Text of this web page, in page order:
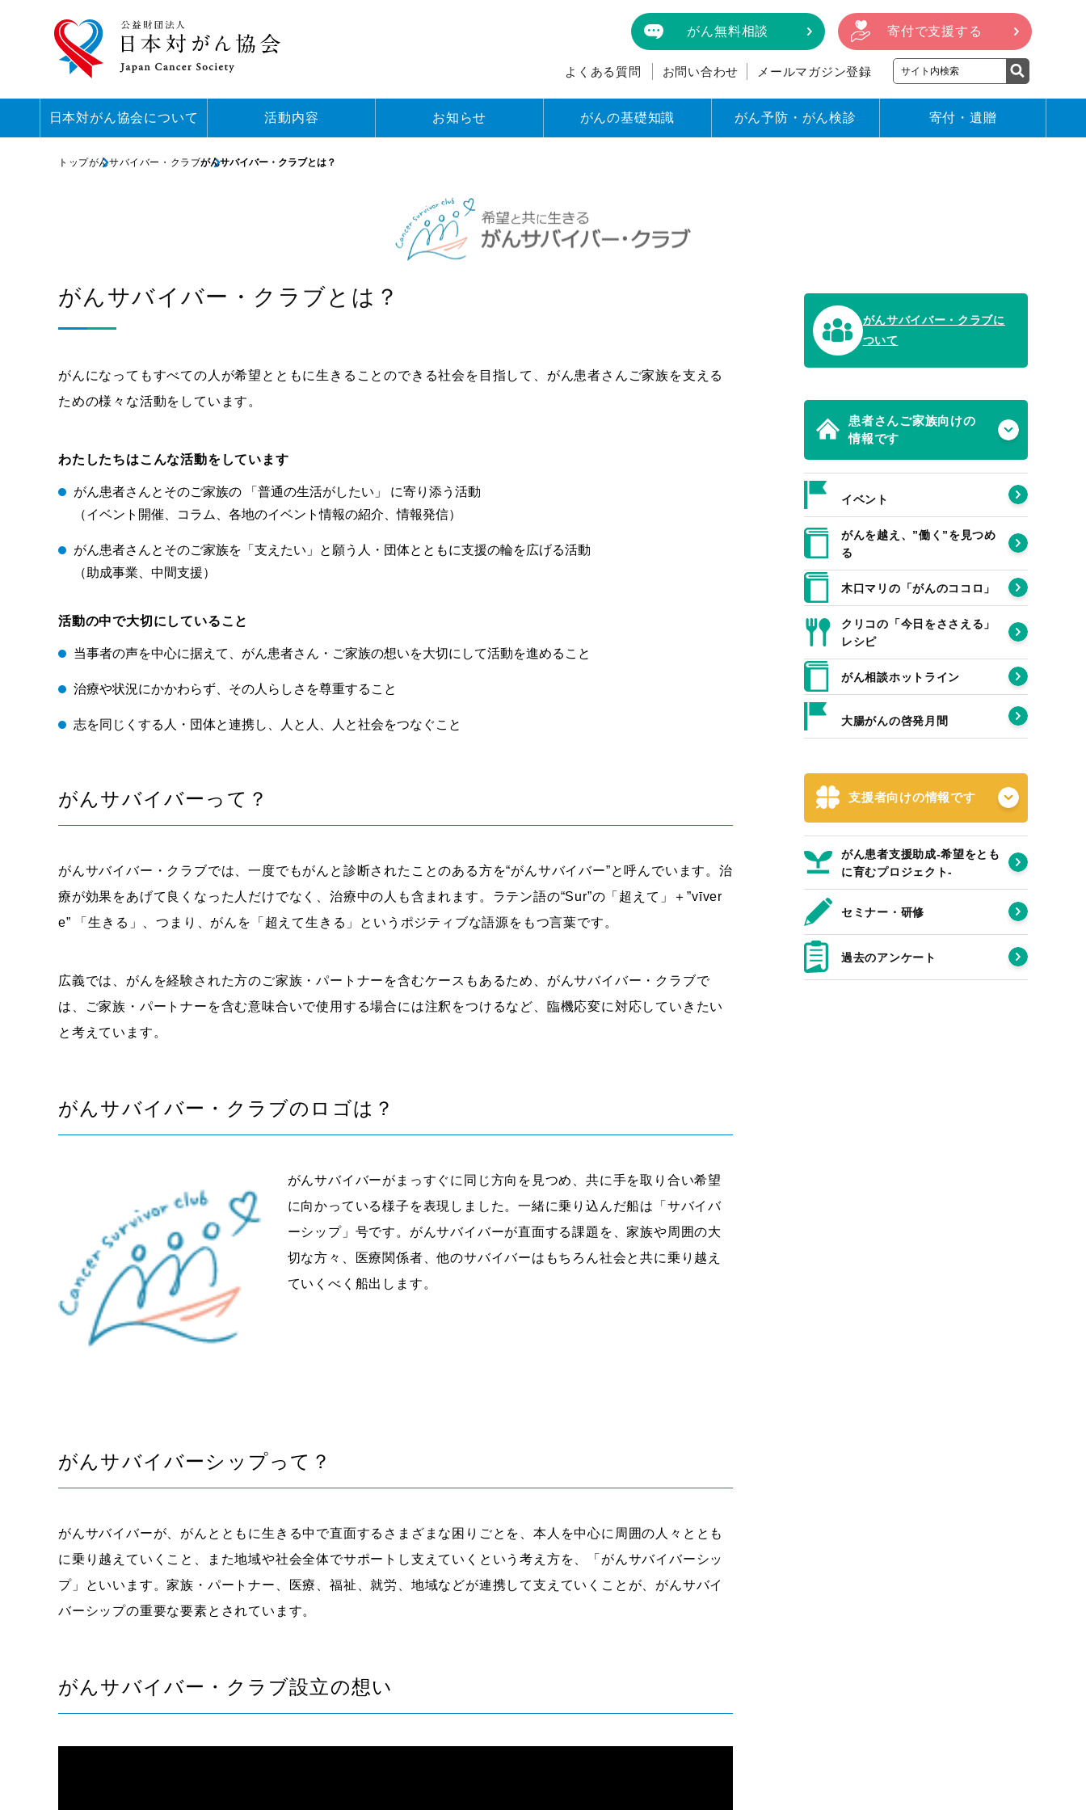
がん無料相談 寄付で支援する
よくある質問 お問い合わせ メールマガジン登録
日本対がん協会について 活動内容 お知らせ がんの基礎知識 がん予防・がん検診 寄付・遺贈
トップがんサバイバー・クラブがんサバイバー・クラブとは？
がんサバイバー・クラブとは？
がんになってもすべての人が希望とともに生きることのできる社会を目指して、がん患者さんご家族を支える
ための様々な活動をしています。
わたしたちはこんな活動をしています
がん患者さんとそのご家族の 「普通の生活がしたい」 に寄り添う活動
（イベント開催、コラム、各地のイベント情報の紹介、情報発信）
がん患者さんとそのご家族を「支えたい」と願う人・団体とともに支援の輪を広げる活動
（助成事業、中間支援）
活動の中で大切にしていること
当事者の声を中心に据えて、がん患者さん・ご家族の想いを大切にして活動を進めること
治療や状況にかかわらず、その人らしさを尊重すること
志を同じくする人・団体と連携し、人と人、人と社会をつなぐこと
がんサバイバーって？
がんサバイバー・クラブでは、一度でもがんと診断されたことのある方を“がんサバイバー”と呼んでいます。治
療が効果をあげて良くなった人だけでなく、治療中の人も含まれます。ラテン語の“Sur”の「超えて」＋”vīver
e” 「生きる」、つまり、がんを「超えて生きる」というポジティブな語源をもつ言葉です。
広義では、がんを経験された方のご家族・パートナーを含むケースもあるため、がんサバイバー・クラブで
は、ご家族・パートナーを含む意味合いで使用する場合には注釈をつけるなど、臨機応変に対応していきたい
と考えています。
がんサバイバー・クラブのロゴは？
がんサバイバーがまっすぐに同じ方向を見つめ、共に手を取り合い希望
に向かっている様子を表現しました。一緒に乗り込んだ船は「サバイバ
ーシップ」号です。がんサバイバーが直面する課題を、家族や周囲の大
切な方々、医療関係者、他のサバイバーはもちろん社会と共に乗り越え
ていくべく船出します。
がんサバイバーシップって？
がんサバイバーが、がんとともに生きる中で直面するさまざまな困りごとを、本人を中心に周囲の人々ととも
に乗り越えていくこと、また地域や社会全体でサポートし支えていくという考え方を、「がんサバイバーシッ
プ」といいます。家族・パートナー、医療、福祉、就労、地域などが連携して支えていくことが、がんサバイ
バーシップの重要な要素とされています。
がんサバイバー・クラブ設立の想い
がんサバイバー・クラブに
ついて
患者さんご家族向けの
情報です
イベント
がんを越え、”働く”を見つめ
る
木口マリの「がんのココロ」
クリコの「今日をささえる」
レシピ
がん相談ホットライン
大腸がんの啓発月間
支援者向けの情報です
がん患者支援助成-希望をとも
に育むプロジェクト‐
セミナー・研修
過去のアンケート